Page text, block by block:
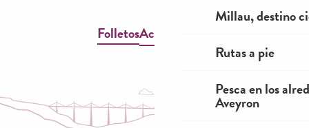
Millau, destino
Rutas a pie
Pesca en los
Aveyron
FolletosAccesibilidad